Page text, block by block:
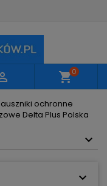
shopping_cart0
ochronne
Delta Plus Polska
listę życzeń
produkty na
Zaloguj się